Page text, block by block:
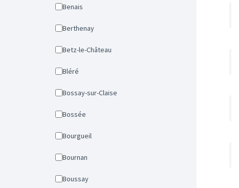
Benais
Berthenay
Betz-le-Château
Bléré
Bossay-sur-Claise
Bossée
Bourgueil
Bournan
Boussay